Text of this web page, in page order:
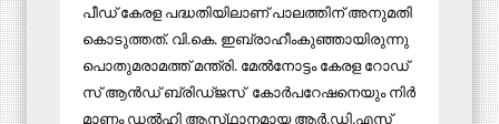
പീ​ഡ്​ കേ​ര​ള പ​ദ്ധ​തി​യി​ലാ​ണ്​ പാ​ല​ത്തി​ന്​​ അ​നു​മ​തി
കൊ​ടു​ത്ത​ത്. വി.​കെ. ഇ​ബ്രാ​ഹീം​കു​ഞ്ഞാ​യി​രു​ന്നു
പൊ​തു​മ​രാ​മ​ത്ത്​ മ​ന്ത്രി. മേ​ൽ​നോ​ട്ടം കേ​ര​ള റോ​ഡ്​​
സ്​ ആ​ൻ​ഡ്​​ ബ്രി​ഡ്​​ജ​സ്​ ​ കോ​ർ​പ​റേ​ഷ​നെ​യും നി​ർ​
മാ​ണം ഡ​ൽ​ഹി ആ​സ്​​ഥാ​ന​മാ​യ ആ​ർ.​ഡി.​എ​സ്​